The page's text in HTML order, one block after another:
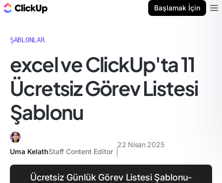
Başlamak İçin
ŞABLONLAR
excel ve ClickUp'ta 11
Ücretsiz Görev Listesi
Şablonu
Uma KelathStaff Content Editor
22 Nisan 2025
Ücretsiz Günlük Görev Listesi Şablonu-